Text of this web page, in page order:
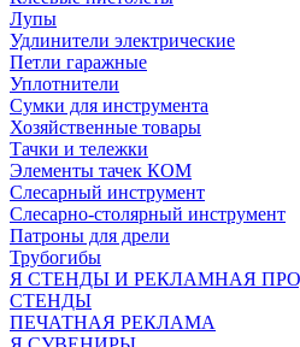
Лупы
Удлинители электрические
Петли гаражные
Уплотнители
Сумки для инструмента
Хозяйственные товары
Тачки и тележки
Элементы тачек КОМ
Слесарный инструмент
Слесарно-столярный инструмент
Патроны для дрели
Трубогибы
Я СТЕНДЫ И РЕКЛАМНАЯ
СТЕНДЫ
ПЕЧАТНАЯ РЕКЛАМА